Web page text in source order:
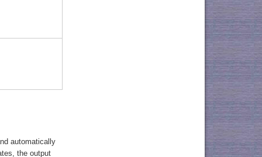
automatically
the output